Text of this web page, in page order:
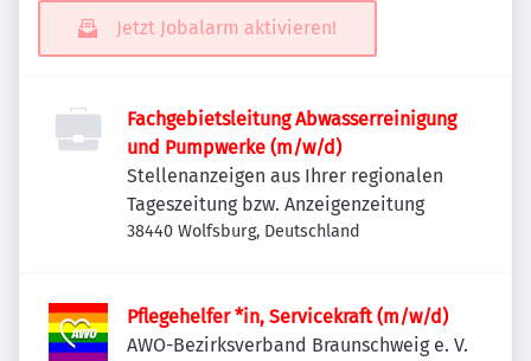
Jetzt Jobalarm aktivieren!
Fachgebietsleitung Abwasserreinigung
und Pumpwerke (m/w/d)
Stellenanzeigen aus Ihrer regionalen
Tageszeitung bzw. Anzeigenzeitung
38440 Wolfsburg, Deutschland
Pflegehelfer *in, Servicekraft (m/w/d)
AWO-Bezirksverband Braunschweig e. V.